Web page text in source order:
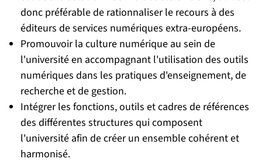
donc préférable de rationnaliser le recours à des
éditeurs de services numériques extra-européens.
Promouvoir la culture numérique au sein de
l'université en accompagnant l'utilisation des outils
numériques dans les pratiques d'enseignement, de
recherche et de gestion.
Intégrer les fonctions, outils et cadres de références
des différentes structures qui composent
l'université afin de créer un ensemble cohérent et
harmonisé.